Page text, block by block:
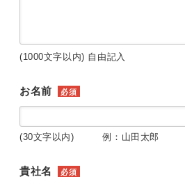
(1000文字以内) 自由記入
お名前 必須
(30文字以内) 例：山田太郎
貴社名 必須